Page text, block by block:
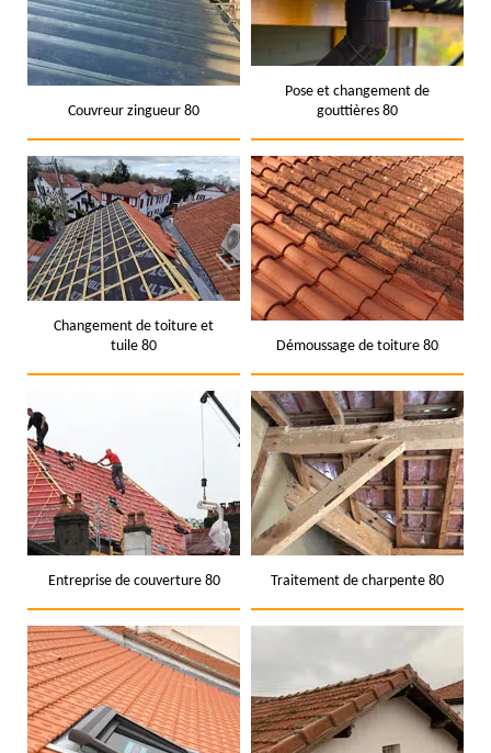
Couvreur zingueur 80
Pose et changement de
gouttières 80
Changement de toiture et
tuile 80
Démoussage de toiture 80
Entreprise de couverture 80 Traitement de charpente 80